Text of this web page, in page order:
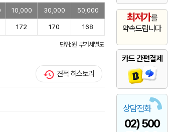
최저가를
약속드립니다
카드 간편결제
상담전화
02) 500
10,000 30,000 50,000
172 170 168
단위: 원 부가세별도
견적 히스토리